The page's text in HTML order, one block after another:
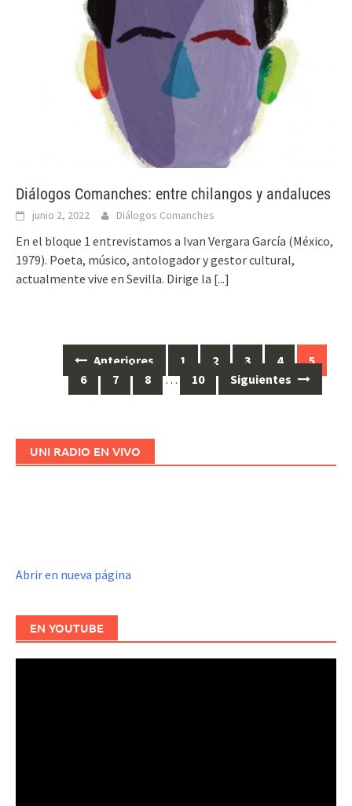
Diálogos Comanches: entre chilangos y andaluces
junio 2, 2022 Diálogos Comanches
En el bloque 1 entrevistamos a Ivan Vergara García (México,
1979). Poeta, músico, antologador y gestor cultural,
actualmente vive en Sevilla. Dirige la [...]
Anteriores 1 2 3 4
5
6
7 8 … 10 Siguientes
UNI RADIO EN VIVO
Abrir en nueva página
EN YOUTUBE